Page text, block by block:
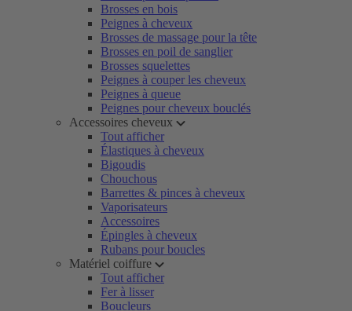
Brosses en bois
Peignes à cheveux
Brosses de massage pour la tête
Brosses en poil de sanglier
Brosses squelettes
Peignes à couper les cheveux
Peignes à queue
Peignes pour cheveux bouclés
Accessoires cheveux
Tout afficher
Élastiques à cheveux
Bigoudis
Chouchous
Barrettes & pinces à cheveux
Vaporisateurs
Accessoires
Épingles à cheveux
Rubans pour boucles
Matériel coiffure
Tout afficher
Fer à lisser
Boucleurs